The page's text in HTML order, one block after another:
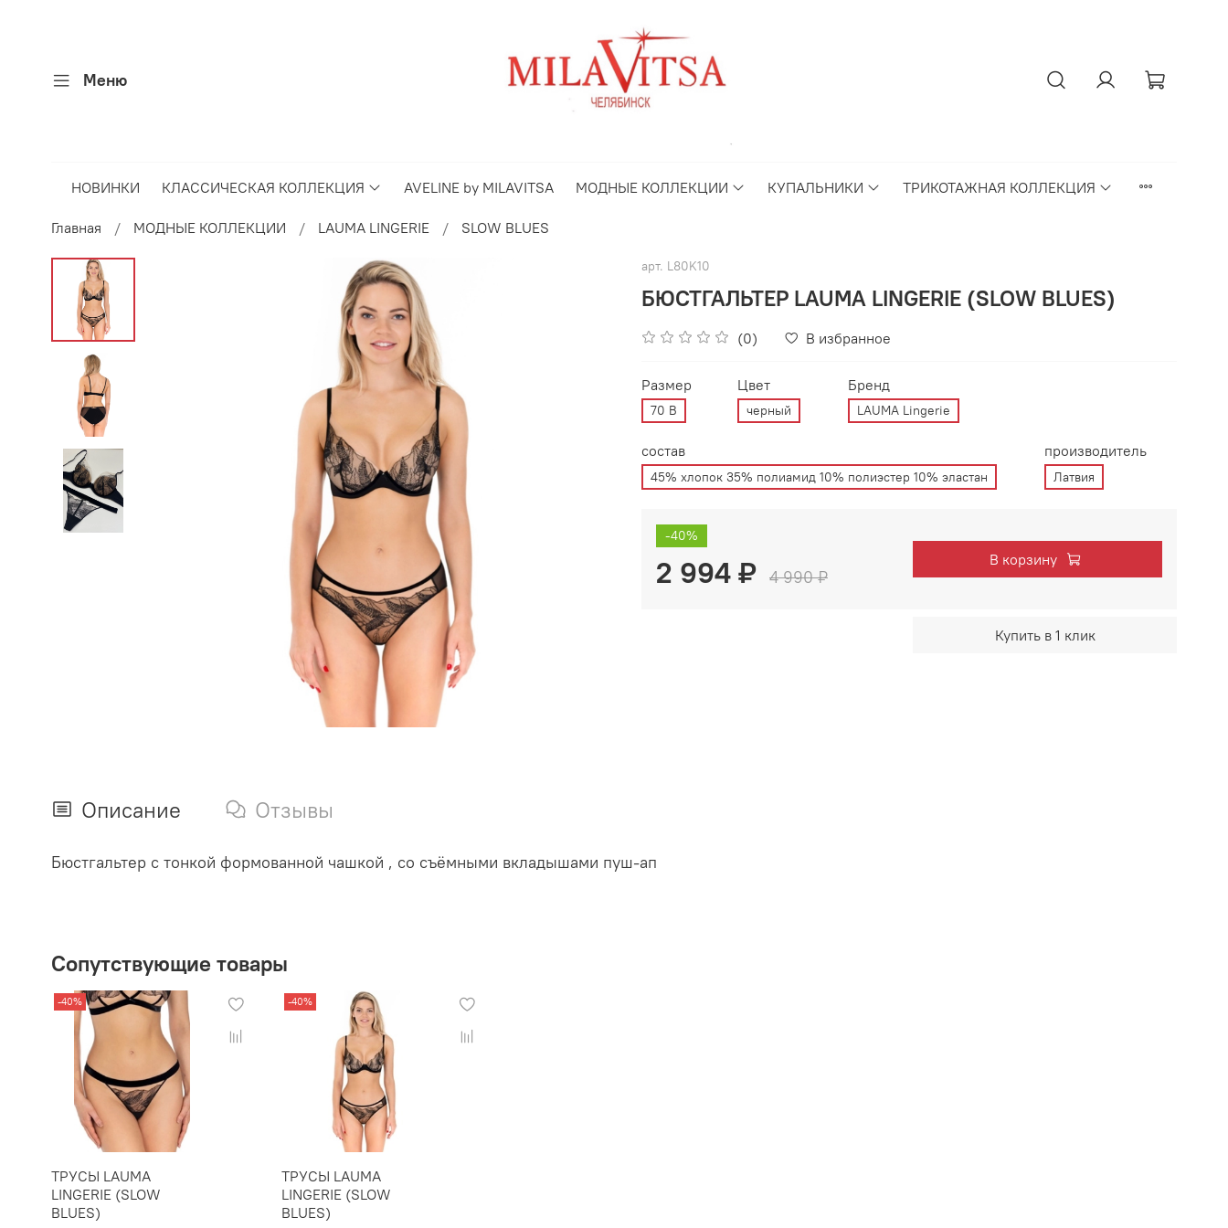
Меню
НОВИНКИ КЛАССИЧЕСКАЯ КОЛЛЕКЦИЯ AVELINE by MILAVITSA МОДНЫЕ КОЛЛЕКЦИИ КУПАЛЬНИКИ ТРИКОТАЖНАЯ КОЛЛЕКЦИЯ
Главная МОДНЫЕ КОЛЛЕКЦИИ LAUMA LINGERIE SLOW BLUES
арт. L80K10
БЮСТГАЛЬТЕР LAUMA LINGERIE (SLOW BLUES)
(0) В избранное
Размер
70 B
Цвет
черный
Бренд
LAUMA Lingerie
состав
45% хлопок 35% полиамид 10% полиэстер 10% эластан
производитель
Латвия
-40%
2 994 ₽ 4 990 ₽
В корзину
Купить в 1 клик
Описание Отзывы
Бюстгальтер с тонкой формованной чашкой , со съёмными вкладышами пуш-ап
Сопутствующие товары
-40%
ТРУСЫ LAUMA
LINGERIE (SLOW
BLUES)
-40%
ТРУСЫ LAUMA
LINGERIE (SLOW
BLUES)